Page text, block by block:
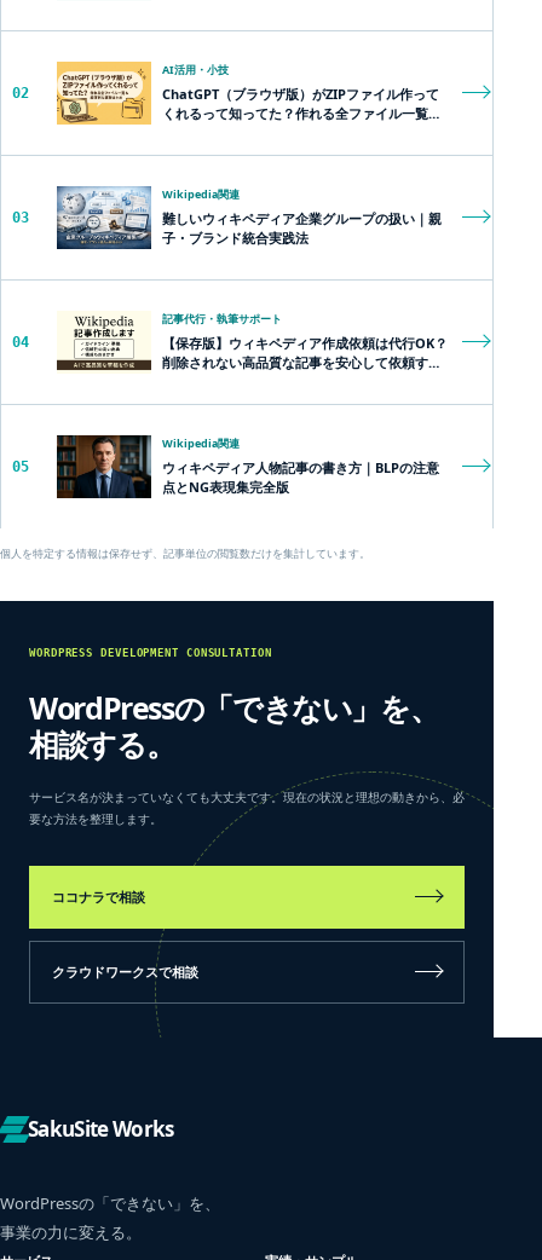
02
AI活用・小技
ChatGPT（ブラウザ版）がZIPファイル作って
くれるって知ってた？作れる全ファイル一覧＆
03
Wikipedia関連
難しいウィキペディア企業グループの扱い｜親
子・ブランド統合実践法
04
記事代行・執筆サポート
【保存版】ウィキペディア作成依頼は代行OK？
削除されない高品質な記事を安心して依頼する
05
Wikipedia関連
ウィキペディア人物記事の書き方｜BLPの注意
点とNG表現集完全版
個人を特定する情報は保存せず、記事単位の閲覧数だけを集計しています。
WORDPRESS DEVELOPMENT CONSULTATION
WordPressの「できない」を、
相談する。
サービス名が決まっていなくても大丈夫です。現在の状況と理想の動きから、必
要な方法を整理します。
ココナラで相談
クラウドワークスで相談
SakuSite Works
WordPressの「できない」を、
事業の力に変える。